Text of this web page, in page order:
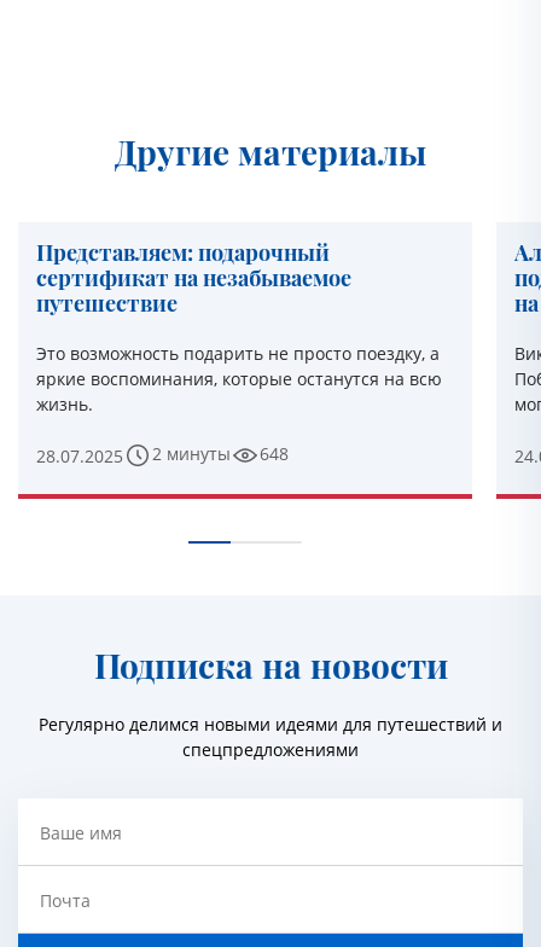
Другие материалы
Представляем: подарочный
сертификат на незабываемое
путешествие
Это возможность подарить не просто поездку, а
яркие воспоминания, которые останутся на всю
жизнь.
28.07.2025 2 минуты 648
Подписка на новости
Регулярно делимся новыми идеями для путешествий и
спецпредложениями
Ваше имя
Почта